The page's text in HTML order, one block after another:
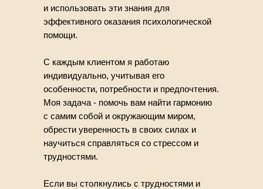
и использовать эти знания для
эффективного оказания психологической
помощи.
С каждым клиентом я работаю
индивидуально, учитывая его
особенности, потребности и предпочтения.
Моя задача - помочь вам найти гармонию
с самим собой и окружающим миром,
обрести уверенность в своих силах и
научиться справляться со стрессом и
трудностями.
Если вы столкнулись с трудностями и